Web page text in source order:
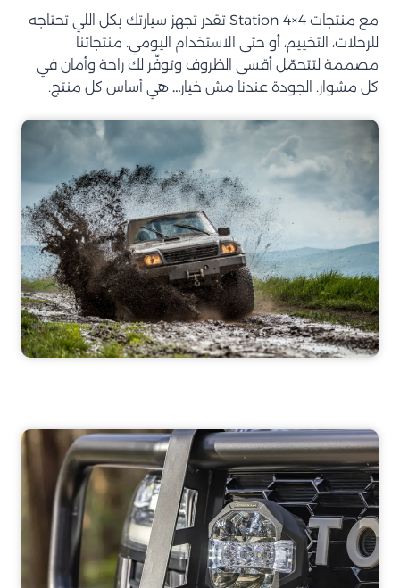
مع منتجات Station 4×4 تقدر تجهز سيارتك بكل اللي تحتاجه
للرحلات، التخييم، أو حتى الاستخدام اليومي. منتجاتنا
مصممة لتتحمّل أقسى الظروف وتوفّر لك راحة وأمان في
كل مشوار. الجودة عندنا مش خيار… هي أساس كل منتج.